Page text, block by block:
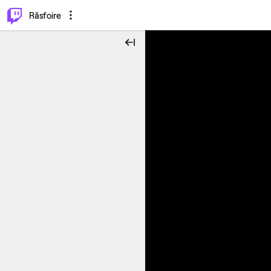
Răsfoire